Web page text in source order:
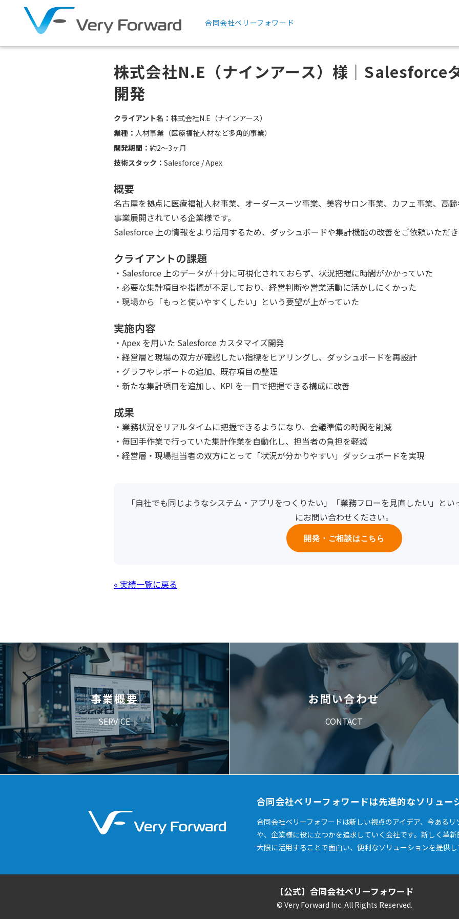
合同会社ベリーフォワード
株式会社N.E（ナインアース）様｜Salesforce
開発
クライアント名： 株式会社N.E（ナインアース）
業種： 人材事業（医療福祉人材など多角的事業）
開発期間： 約2〜3ヶ月
技術スタック： Salesforce / Apex
概要
名古屋を拠点に医療福祉人材事業、オーダースーツ事業、美容サロン事業、カフェ事業、高
事業展開されている企業様です。
Salesforce 上の情報をより活用するため、ダッシュボードや集計機能の改善をご依頼いただき
クライアントの課題
・Salesforce 上のデータが十分に可視化されておらず、状況把握に時間がかかっていた
・必要な集計項目や指標が不足しており、経営判断や営業活動に活かしにくかった
・現場から「もっと使いやすくしたい」という要望が上がっていた
実施内容
・Apex を用いた Salesforce カスタマイズ開発
・経営層と現場の双方が確認したい指標をヒアリングし、ダッシュボードを再設計
・グラフやレポートの追加、既存項目の整理
・新たな集計項目を追加し、KPI を一目で把握できる構成に改善
成果
・業務状況をリアルタイムに把握できるようになり、会議準備の時間を削減
・毎回手作業で行っていた集計作業を自動化し、担当者の負担を軽減
・経営層・現場担当者の双方にとって「状況が分かりやすい」ダッシュボードを実現
「自社でも同じようなシステム・アプリをつくりたい」「業務フローを見直したい」と
にお問い合わせください。
開発・ご相談はこちら
« 実績一覧に戻る
事業概要
SERVICE
お問い合わせ
CONTACT
合同会社ベリーフォワードは先進的なソリュー
合同会社ベリーフォワードは新しい視点のアイデア、今ある
や、企業様に役に立つかを追求していく会社です。新しく革
大限に活用することで面白い、便利なソリューションを提供し
【公式】合同会社ベリーフォワード
© Very Forward Inc. All Rights Reserved.